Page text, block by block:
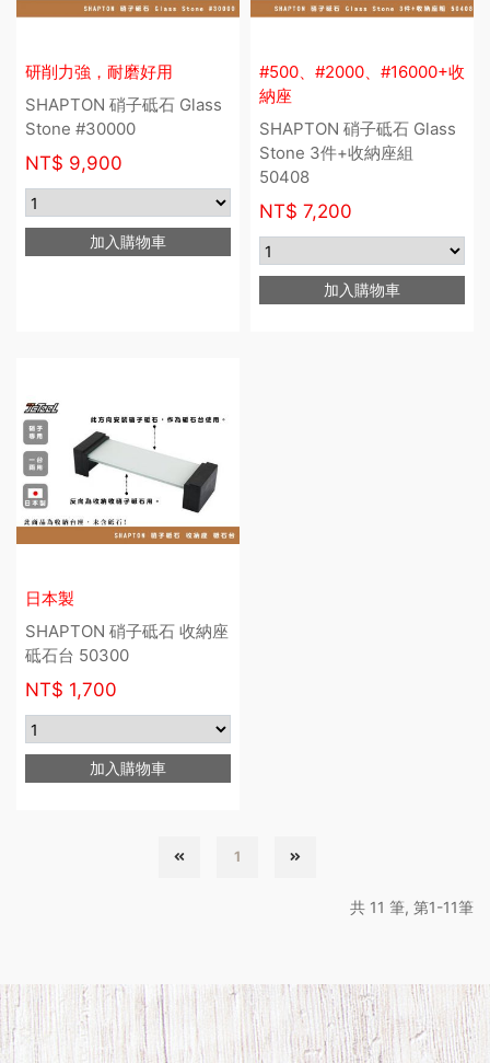
研削力強，耐磨好用
SHAPTON 硝子砥石 Glass
Stone #30000
NT$ 9,900
加入購物車
#500、#2000、#16000+收
納座
SHAPTON 硝子砥石 Glass
Stone 3件+收納座組
50408
NT$ 7,200
加入購物車
日本製
SHAPTON 硝子砥石 收納座
砥石台 50300
NT$ 1,700
加入購物車
1
共 11 筆, 第1-11筆